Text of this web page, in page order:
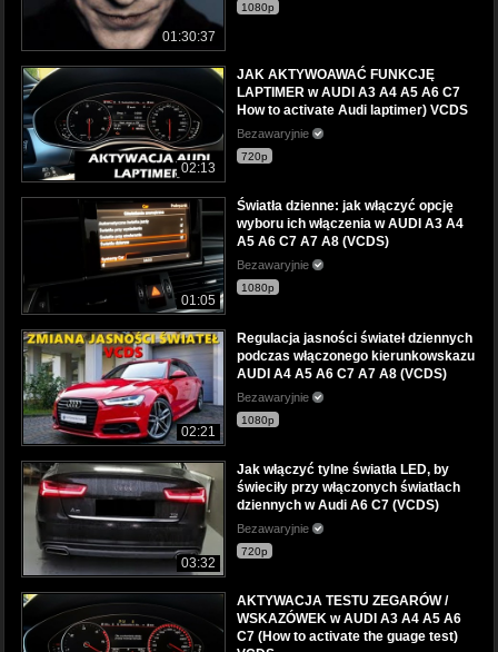
01:30:37
1080p
02:13
JAK AKTYWOAWAĆ FUNKCJĘ
LAPTIMER w AUDI A3 A4 A5 A6 C7
How to activate Audi laptimer) VCDS
Bezawaryjnie
720p
01:05
Światła dzienne: jak włączyć opcję
wyboru ich włączenia w AUDI A3 A4
A5 A6 C7 A7 A8 (VCDS)
Bezawaryjnie
1080p
02:21
Regulacja jasności świateł dziennych
podczas włączonego kierunkowskazu
AUDI A4 A5 A6 C7 A7 A8 (VCDS)
Bezawaryjnie
1080p
03:32
Jak włączyć tylne światła LED, by
świeciły przy włączonych światłach
dziennych w Audi A6 C7 (VCDS)
Bezawaryjnie
720p
AKTYWACJA TESTU ZEGARÓW /
WSKAZÓWEK w AUDI A3 A4 A5 A6
C7 (How to activate the guage test)